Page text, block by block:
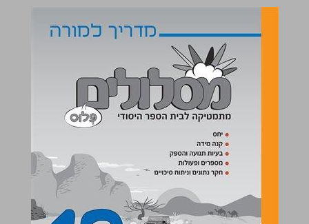
מסלולים פלוס : 18 - מדריך למורה ... 0